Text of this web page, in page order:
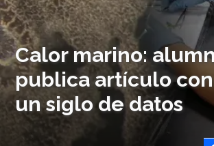
Calor marino:
publica artículo
un siglo de datos